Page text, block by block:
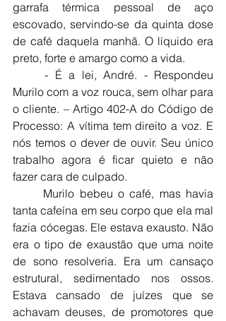
garrafa térmica pessoal de aço
escovado, servindo-se da quinta dose
de café daquela manhã. O líquido era
preto, forte e amargo como a vida.
	- É a lei, André. - Respondeu
Murilo com a voz rouca, sem olhar para
o cliente. – Artigo 402-A do Código de
Processo: A vítima tem direito a voz. E
nós temos o dever de ouvir. Seu único
trabalho agora é ficar quieto e não
fazer cara de culpado.
tanta cafeína em seu corpo que ela mal
fazia cócegas. Ele estava exausto. Não
era o tipo de exaustão que uma noite
de sono resolveria. Era um cansaço
estrutural, sedimentado nos ossos.
Estava cansado de juízes que se
achavam deuses, de promotores que